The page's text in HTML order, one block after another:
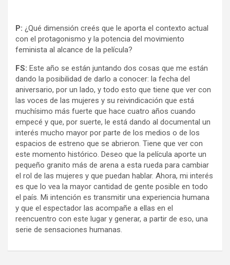
P: ¿Qué dimensión creés que le aporta el contexto actual
con el protagonismo y la potencia del movimiento
feminista al alcance de la película?
FS: Este año se están juntando dos cosas que me están
dando la posibilidad de darlo a conocer: la fecha del
aniversario, por un lado, y todo esto que tiene que ver con
las voces de las mujeres y su reivindicación que está
muchísimo más fuerte que hace cuatro años cuando
empecé y que, por suerte, le está dando al documental un
interés mucho mayor por parte de los medios o de los
espacios de estreno que se abrieron. Tiene que ver con
este momento histórico. Deseo que la película aporte un
pequeño granito más de arena a esta rueda para cambiar
el rol de las mujeres y que puedan hablar. Ahora, mi interés
es que lo vea la mayor cantidad de gente posible en todo
el país. Mi intención es transmitir una experiencia humana
y que el espectador las acompañe a ellas en el
reencuentro con este lugar y generar, a partir de eso, una
serie de sensaciones humanas.